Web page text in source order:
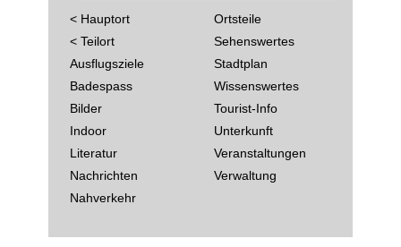
< Hauptort
< Teilort
Ausflugsziele
Badespass
Bilder
Indoor
Literatur
Nachrichten
Nahverkehr
Ortsteile
Sehenswertes
Stadtplan
Wissenswertes
Tourist-Info
Unterkunft
Veranstaltungen
Verwaltung